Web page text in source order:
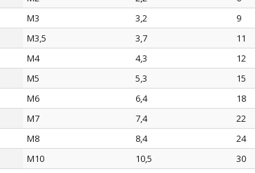
per vite
ØA
mm
ØB
M3 3,2 9
M3,5 3,7 11
M4 4,3 12
M5 5,3 15
M6 6,4 18
M7 7,4 22
M8 8,4 24
M10 10,5 30